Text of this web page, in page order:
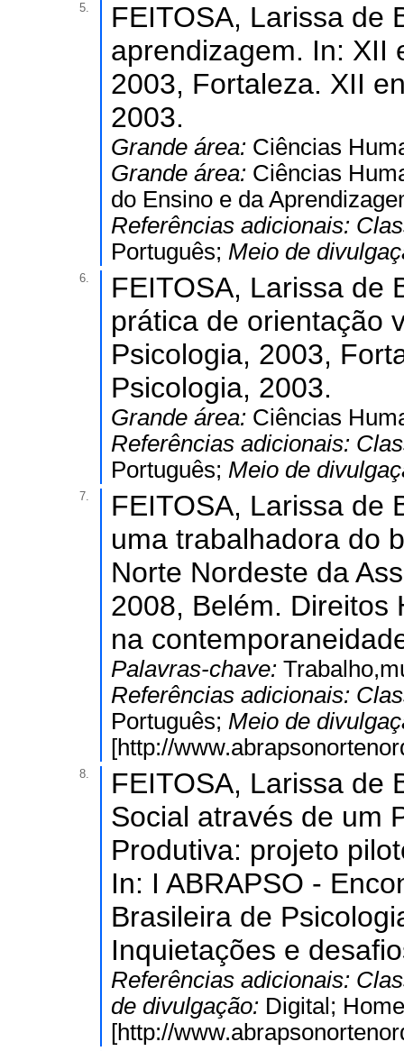
5.
FEITOSA, Larissa de
aprendizagem. In: XII
2003, Fortaleza. XII
2003.
Grande área: Ciências
Grande área: Ciências
do Ensino e da
Referências adicionais:
Português; Meio de
6.
FEITOSA, Larissa de
prática de orientação
Psicologia, 2003,
Psicologia, 2003.
Grande área: Ciências
Referências adicionais:
Português; Meio de
7.
FEITOSA, Larissa de
uma trabalhadora do
Norte Nordeste da
2008, Belém. Direitos
na
Palavras-chave:
Referências adicionais:
Português; Meio de
[http://
8.
FEITOSA, Larissa de
Social através de um
Produtiva: projeto
In: I ABRAPSO -
Brasileira de
Inquietações e
Referências adicionais:
de divulgação: Digital;
[http://